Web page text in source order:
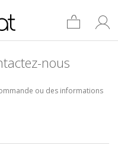
nous
ou des informations